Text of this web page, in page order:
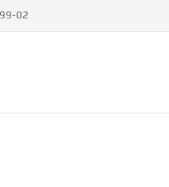
02